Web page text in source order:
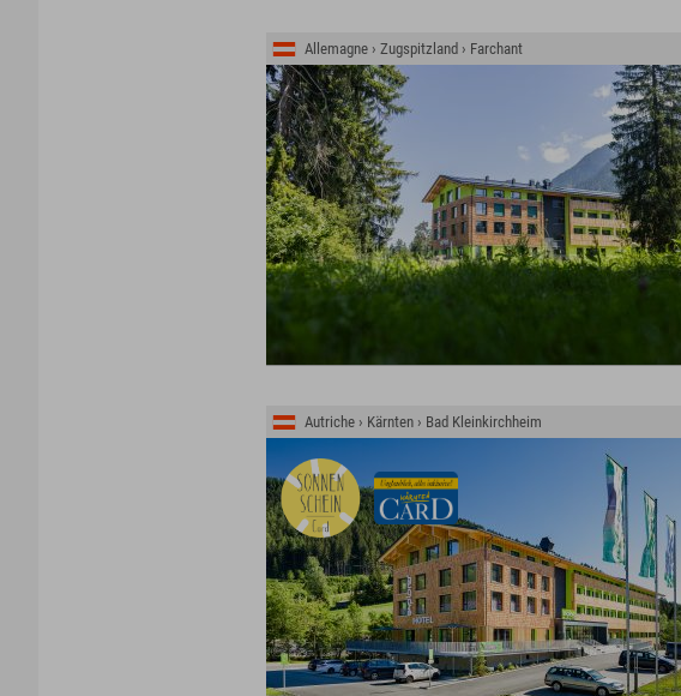
Allemagne › Zugspitzland › Farchant
Autriche › Kärnten › Bad Kleinkirchheim